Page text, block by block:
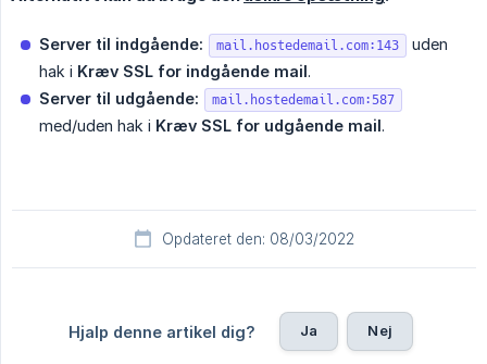
Server til indgående: mail.hostedemail.com:143
uden
hak i Kræv SSL for indgående mail.
Server til udgående:
mail.hostedemail.com:587
med/uden hak i Kræv SSL for udgående mail.
Opdateret den: 08/03/2022
Hjalp denne artikel dig? Ja Nej